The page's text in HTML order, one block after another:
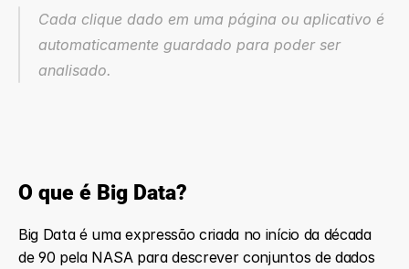
Cada clique dado em uma página ou aplicativo é
automaticamente guardado para poder ser
analisado.
O que é Big Data?
Big Data é uma expressão criada no início da década
de 90 pela NASA para descrever conjuntos de dados